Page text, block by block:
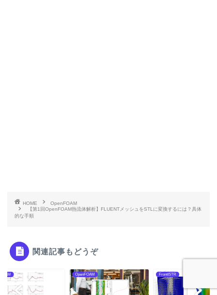
HOME
OpenFOAM
【第1回OpenFOAM熱流体解析】FLUENTメッシュをSTLに変換するには？具体
的な手順
関連記事もどうぞ
FrontISTR OpenFOAM